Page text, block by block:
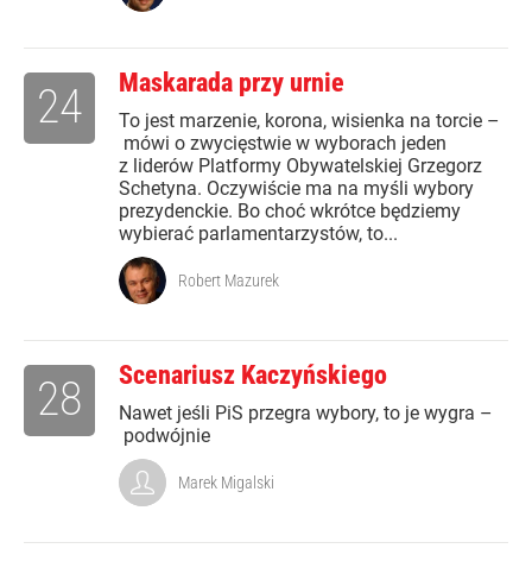
Maskarada przy urnie
To jest marzenie, korona, wisienka na torcie –
mówi o zwycięstwie w wyborach jeden
z liderów Platformy Obywatelskiej Grzegorz
Schetyna. Oczywiście ma na myśli wybory
prezydenckie. Bo choć wkrótce będziemy
wybierać parlamentarzystów, to...
24
Robert Mazurek
Scenariusz Kaczyńskiego
Nawet jeśli PiS przegra wybory, to je wygra –
podwójnie
28
Marek Migalski